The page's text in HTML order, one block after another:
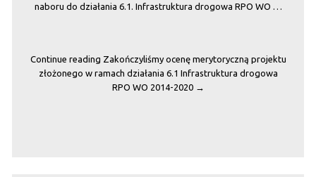
naboru do działania 6.1. Infrastruktura drogowa RPO WO …
Continue reading Zakończyliśmy ocenę merytoryczną projektu
złożonego w ramach działania 6.1 Infrastruktura drogowa
RPO WO 2014-2020 →